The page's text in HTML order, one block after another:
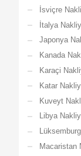
İsviçre
İtalya
Japonya
Kanada
Karaçi
Katar
Kuveyt
Libya
Macaristan